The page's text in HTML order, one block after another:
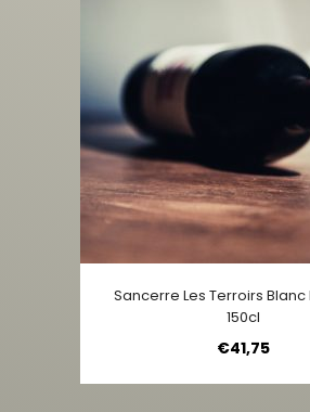
Sancerre Les Terroirs
150cl
€41,75